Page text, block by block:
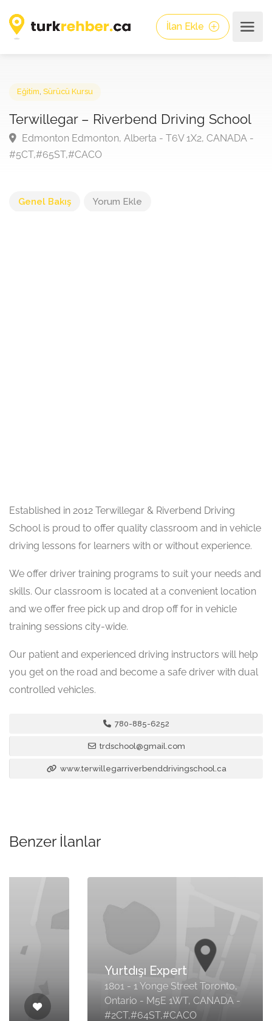
İlan Ekle
Terwillegar – Riverbend Driving
Edmonton Edmonton, Alberta - T6V 1X2, CANADA
Genel Bakış Yorum Ekle
Established in 2012 Terwillegar & Riverbend Driving
School is proud to offer quality classroom and in vehicle
driving lessons for learners with or without experience.
We offer driver training programs to suit your needs and
skills. Our classroom is located at a convenient location
and we offer free pick up and drop off for in vehicle
training sessions city-wide.
Our patient and experienced driving instructors will help
you get on the road and become a safe driver with dual
controlled vehicles.
780-885-6252
trdschool@gmail.com
www.terwillegarriverbenddrivingschool.ca
Benzer İlanlar
Yurtdışı Expert
1801 - 1 Yonge Street Toronto,
Ontario - M5E 1WT, CANADA -
#2CT,#64ST,#CACO